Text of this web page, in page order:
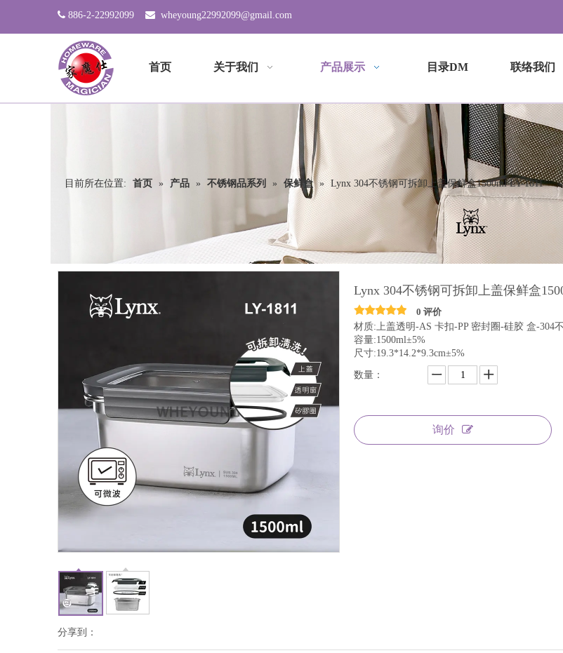
 886-2-22992099  wheyoung22992099@gmail.com
首页 关于我们 产品展示 目录DM 联络我们
目前所在位置: 首页 » 产品 » 不锈钢品系列 » 保鲜盒 » Lynx 304不锈钢可拆卸上盖保鲜盒1500ml LY-1811
分享到：
Lynx 304不锈钢可拆卸上盖保鲜盒
0 评价
材质:上盖透明-AS 卡扣-PP 密封圈-硅胶 盒-304
容量:1500ml±5%
尺寸:19.3*14.2*9.3cm±5%
数量：
询价